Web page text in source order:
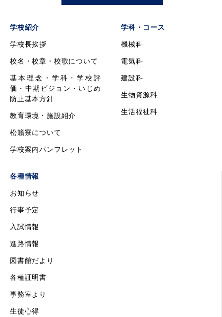
学校紹介
学校長挨拶
校名・校章・校歌について
基本理念・学科・学校評
価・中期ビジョン・いじめ
防止基本方針
教育環境・施設紹介
松籟寮について
学校案内パンフレット
学科・コース
機械科
電気科
建設科
生物資源科
生活福祉科
各種情報
お知らせ
行事予定
入試情報
進路情報
図書館だより
各種証明書
事務室より
生徒心得